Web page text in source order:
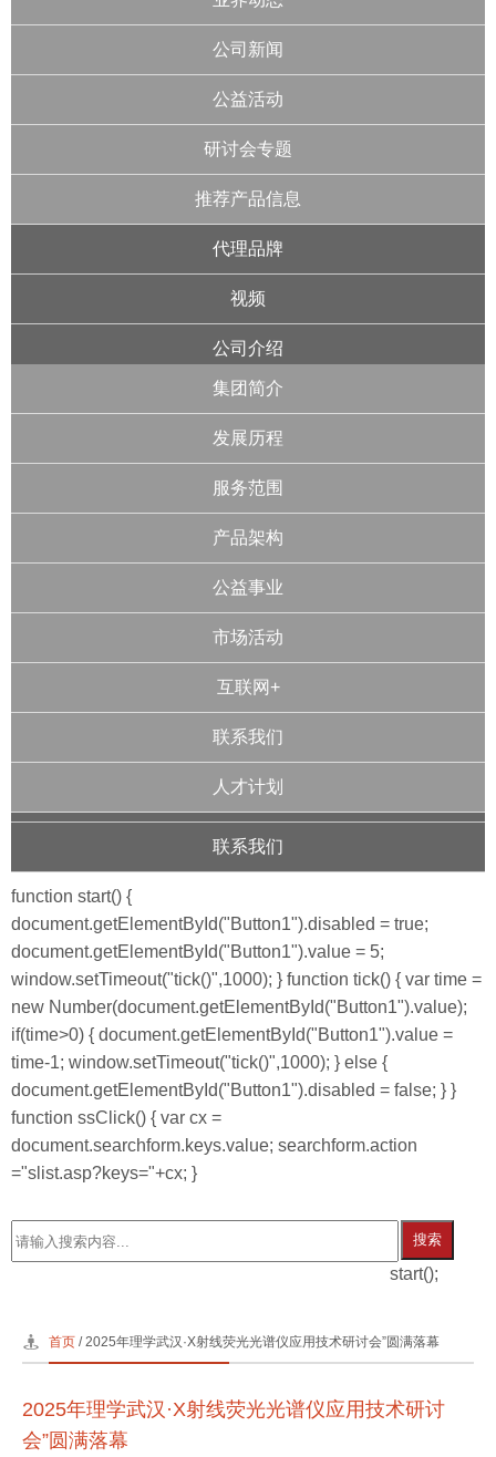
公司新闻
公益活动
研讨会专题
推荐产品信息
代理品牌
视频
公司介绍
集团简介
发展历程
服务范围
产品架构
公益事业
市场活动
互联网+
联系我们
人才计划
联系我们
function start() {
document.getElementById("Button1").disabled = true;
document.getElementById("Button1").value = 5;
window.setTimeout("tick()",1000); } function tick() { var time =
new Number(document.getElementById("Button1").value);
if(time>0) { document.getElementById("Button1").value =
time-1; window.setTimeout("tick()",1000); } else {
document.getElementById("Button1").disabled = false; } }
function ssClick() { var cx =
document.searchform.keys.value; searchform.action
="slist.asp?keys="+cx; }
搜索
start();
首页 / 2025年理学武汉·X射线荧光光谱仪应用技术研讨会”圆满落幕
2025年理学武汉·X射线荧光光谱仪应用技术研讨
会”圆满落幕